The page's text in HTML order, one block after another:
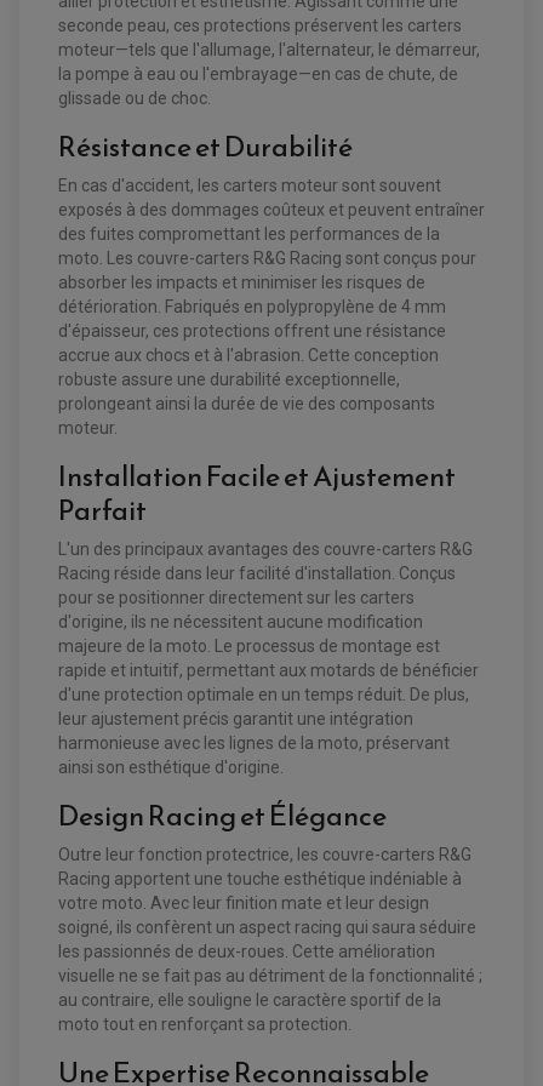
FILTRE A AIR
FILTRE A HUILE
FILTRE ET ACCESSOIRE ESSENCE
OUTILLAGE
PRODUIT D'ENTRETIEN
FREINAGE
DISQUE DE FREIN
EQUIPEMENT ELECTRIQUE QUAD / SSV
ACCESSOIRES ELECTRIQUE QUAD / SSV
BOITIER CDI QUAD ET SSV
CHARGEUR DE BATTERIE QUAD / SSV
COMPTEUR QUAD / SSV
CONTACTEUR A CLÉ QUAD
DÉMARREUR
STATOR ET REDRESSEUR / REGULATEUR
VENTILATEUR DE RADIATEUR
EQUIPEMENT FREINAGE QUAD / SSV
DISQUE DE FREIN QUAD / SSV
KIT DURITE DE FREIN QUAD
KIT REPARATION MAÎTRE CYLINDRE QUAD / SSV
HUILE ET PRODUIT D'ENTRETIEN QUAD
PRODUIT D'ENTRETIEN QUAD
PNEUMATIQUE
MOUSSE
CHAMBRE À AIR
EQUIPEMENT FREINAGE MOTO CROSS ET
ENDURO
DISQUE DE FREIN AVANT
seconde peau, ces protections préservent les carters
moteur—tels que l'allumage, l'alternateur, le démarreur,
la pompe à eau ou l'embrayage—en cas de chute, de
glissade ou de choc.
Résistance et Durabilité
En cas d'accident, les carters moteur sont souvent
exposés à des dommages coûteux et peuvent entraîner
des fuites compromettant les performances de la
moto. Les couvre-carters R&G Racing sont conçus pour
absorber les impacts et minimiser les risques de
détérioration. Fabriqués en polypropylène de 4 mm
d'épaisseur, ces protections offrent une résistance
accrue aux chocs et à l'abrasion. Cette conception
robuste assure une durabilité exceptionnelle,
prolongeant ainsi la durée de vie des composants
moteur.
Installation Facile et Ajustement
Parfait
L'un des principaux avantages des couvre-carters R&G
Racing réside dans leur facilité d'installation. Conçus
pour se positionner directement sur les carters
d'origine, ils ne nécessitent aucune modification
majeure de la moto. Le processus de montage est
rapide et intuitif, permettant aux motards de bénéficier
d'une protection optimale en un temps réduit. De plus,
leur ajustement précis garantit une intégration
harmonieuse avec les lignes de la moto, préservant
ainsi son esthétique d'origine.
Design Racing et Élégance
Outre leur fonction protectrice, les couvre-carters R&G
Racing apportent une touche esthétique indéniable à
votre moto. Avec leur finition mate et leur design
soigné, ils confèrent un aspect racing qui saura séduire
les passionnés de deux-roues. Cette amélioration
visuelle ne se fait pas au détriment de la fonctionnalité ;
au contraire, elle souligne le caractère sportif de la
moto tout en renforçant sa protection.
Une Expertise Reconnaissable